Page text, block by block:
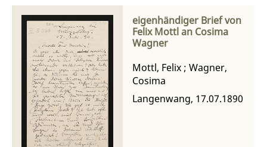
eigenhändiger Brief von
Felix Mottl an Cosima
Wagner
Mottl, Felix ; Wagner,
Cosima
Langenwang, 17.07.1890